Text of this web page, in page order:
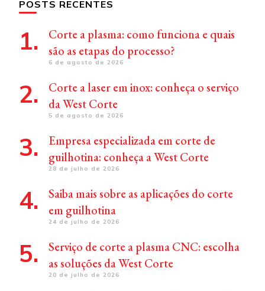
POSTS RECENTES
Corte a plasma: como funciona e quais
são as etapas do processo?
6 de agosto de 2026
Corte a laser em inox: conheça o serviço
da West Corte
5 de agosto de 2026
Empresa especializada em corte de
guilhotina: conheça a West Corte
28 de julho de 2026
Saiba mais sobre as aplicações do corte
em guilhotina
24 de julho de 2026
Serviço de corte a plasma CNC: escolha
as soluções da West Corte
20 de julho de 2026